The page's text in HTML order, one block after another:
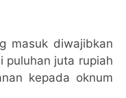
masuk diwajibkan
puluhan juta rupiah
kepada oknum